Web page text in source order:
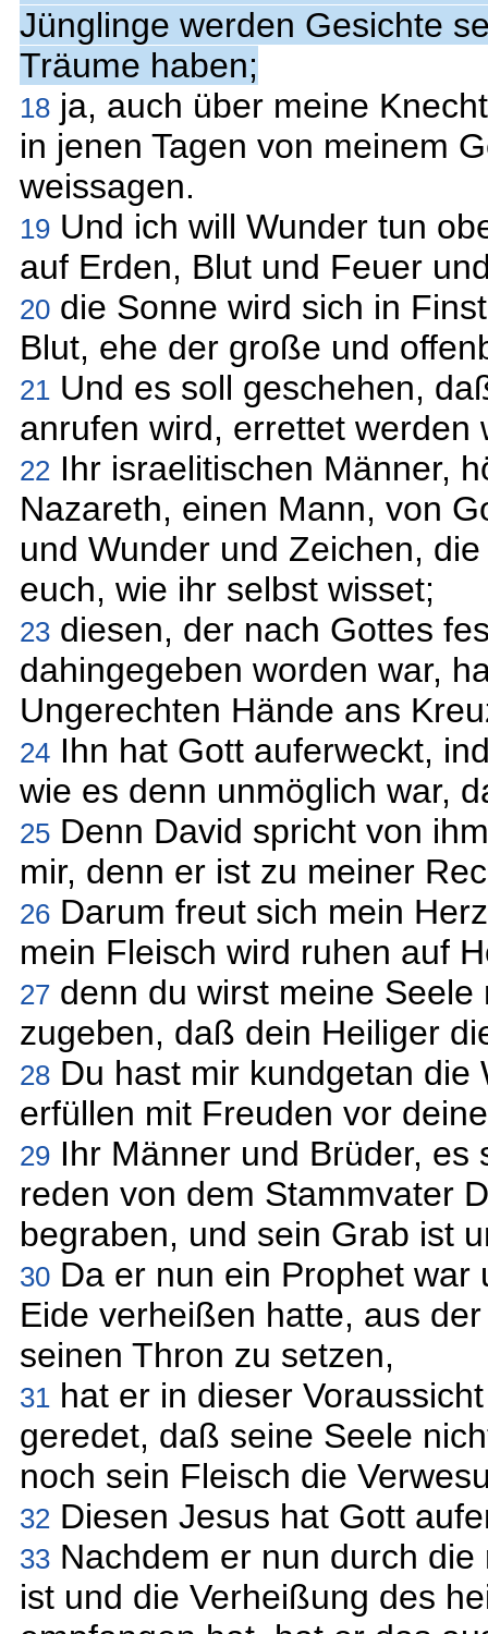
Jünglinge werden Gesichte
Träume haben;
18 ja, auch über meine
in jenen Tagen von meinem
weissagen.
19 Und ich will Wunder tun
auf Erden, Blut und Feuer
20 die Sonne wird sich in
Blut, ehe der große und
21 Und es soll geschehen,
anrufen wird, errettet werden
22 Ihr israelitischen Männer,
Nazareth, einen Mann, von
und Wunder und Zeichen,
euch, wie ihr selbst wisset;
23 diesen, der nach Gottes
dahingegeben worden war,
Ungerechten Hände ans
24 Ihn hat Gott auferweckt,
wie es denn unmöglich war,
25 Denn David spricht von
mir, denn er ist zu meiner
26 Darum freut sich mein
mein Fleisch wird ruhen auf
27 denn du wirst meine
zugeben, daß dein Heiliger
28 Du hast mir kundgetan die
erfüllen mit Freuden vor
29 Ihr Männer und Brüder,
reden von dem Stammvater
begraben, und sein Grab ist
30 Da er nun ein Prophet
Eide verheißen hatte, aus
seinen Thron zu setzen,
31 hat er in dieser
geredet, daß seine Seele
noch sein Fleisch die
32 Diesen Jesus hat Gott
33 Nachdem er nun durch
ist und die Verheißung des